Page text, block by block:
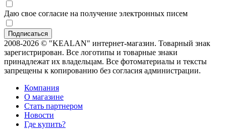
Даю свое согласие на получение электронных писем
2008-2026 © "KEALAN" интернет-магазин. Товарный знак
зарегистрирован. Все логотипы и товарные знаки
принадлежат их владельцам. Все фотоматериалы и тексты
запрещены к копированию без согласия администрации.
Компания
О магазине
Стать партнером
Новости
Где купить?